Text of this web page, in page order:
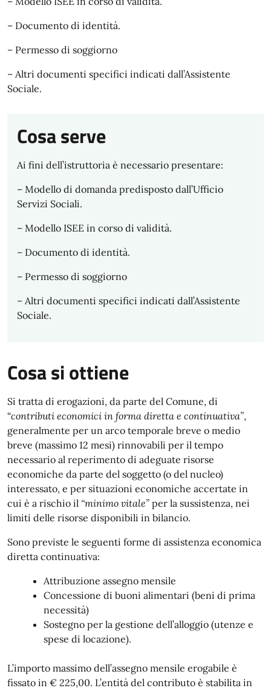
– Documento di identità.
– Permesso di soggiorno
– Altri documenti specifici indicati dall’Assistente
Sociale.
Cosa serve
Ai fini dell’istruttoria è necessario presentare:
– Modello di domanda predisposto dall’Ufficio
Servizi Sociali.
– Modello ISEE in corso di validità.
– Documento di identità.
– Permesso di soggiorno
– Altri documenti specifici indicati dall’Assistente
Sociale.
Cosa si ottiene
Si tratta di erogazioni, da parte del Comune, di
“contributi economici in forma diretta e continuativa”,
generalmente per un arco temporale breve o medio
breve (massimo 12 mesi) rinnovabili per il tempo
necessario al reperimento di adeguate risorse
economiche da parte del soggetto (o del nucleo)
interessato, e per situazioni economiche accertate in
cui è a rischio il “minimo vitale” per la sussistenza, nei
limiti delle risorse disponibili in bilancio.
Sono previste le seguenti forme di assistenza economica
diretta continuativa:
Attribuzione assegno mensile
Concessione di buoni alimentari (beni di prima
necessità)
Sostegno per la gestione dell’alloggio (utenze e
spese di locazione).
L’importo massimo dell’assegno mensile erogabile è
fissato in € 225,00. L’entità del contributo è stabilita in